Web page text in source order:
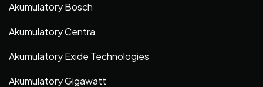
Akumulatory Bosch
Akumulatory Centra
Akumulatory Exide Technologies
Akumulatory Gigawatt